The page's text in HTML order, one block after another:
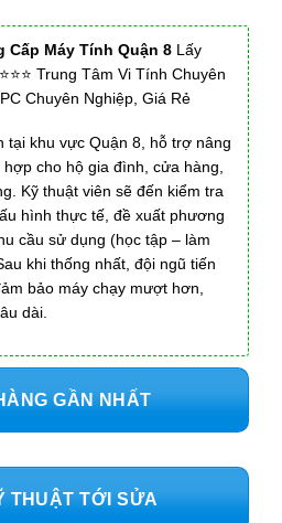
Cấp Máy Tính Quận 8 Lấy
Trung Tâm Vi Tính Chuyên
Chuyên Nghiệp, Giá Rẻ
tại khu vực Quận 8, hỗ trợ nâng
cho hộ gia đình, cửa hàng,
Kỹ thuật viên sẽ đến kiểm tra
hình thực tế, đề xuất phương
cầu sử dụng (học tập – làm
khi thống nhất, đội ngũ tiến
bảo máy chạy mượt hơn,
dài.
GẦN NHẤT
THUẬT TỚI SỬA